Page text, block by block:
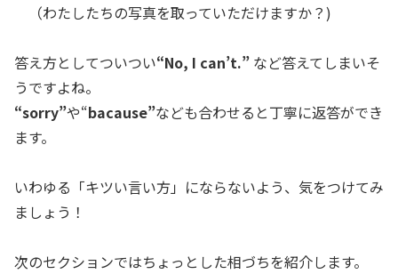
（わたしたちの写真を取っていただけますか？)
答え方としてついつい“No, I can’t.” など答えてしまいそ
うですよね。
“sorry”や“bacause”なども合わせると丁寧に返答ができ
ます。
いわゆる「キツい言い方」にならないよう、気をつけてみ
ましょう！
次のセクションではちょっとした相づちを紹介します。